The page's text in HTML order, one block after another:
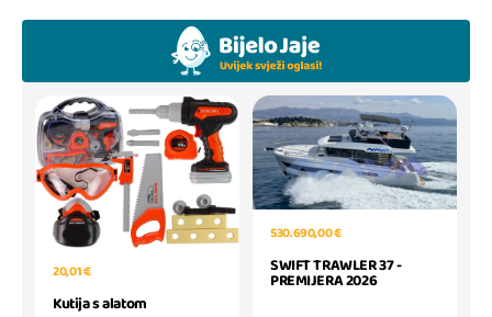
20,01 €
Kutija s alatom
530.690,00 €
SWIFT TRAWLER 37 -
PREMIJERA 2026